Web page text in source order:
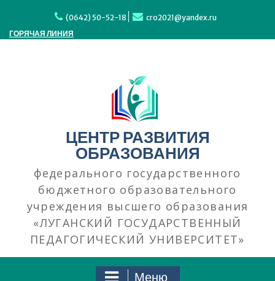
содержимому
(0642) 50-52-18
cro2021@yandex.ru
ГОРЯЧАЯ ЛИНИЯ
ЦЕНТР РАЗВИТИЯ
ОБРАЗОВАНИЯ
федерального государственного
бюджетного образовательного
учреждения высшего образования
«ЛУГАНСКИЙ ГОСУДАРСТВЕННЫЙ
ПЕДАГОГИЧЕСКИЙ УНИВЕРСИТЕТ»
Меню